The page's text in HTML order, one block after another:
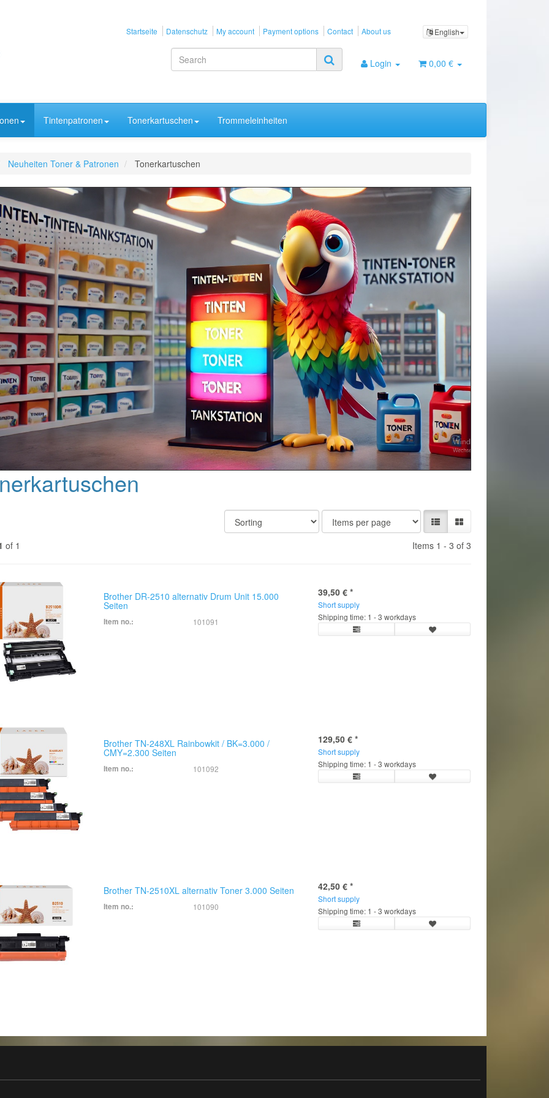
English
Startseite Datenschutz My account Payment options Contact About us
Login 0,00 €
Tintenpatronen Tonerkartuschen Trommeleinheiten
Neuheiten Toner & Patronen Tonerkartuschen
of 1 Items 1 - 3 of 3
Brother DR-2510 alternativ Drum Unit 15.000
Seiten
Item no.: 101091
39,50 € *
Short supply
Shipping time: 1 - 3 workdays
Brother TN-248XL Rainbowkit / BK=3.000 /
CMY=2.300 Seiten
Item no.: 101092
129,50 € *
Short supply
Shipping time: 1 - 3 workdays
Brother TN-2510XL alternativ Toner 3.000 Seiten
Item no.: 101090
42,50 € *
Short supply
Shipping time: 1 - 3 workdays